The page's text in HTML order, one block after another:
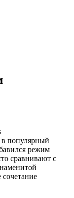
в популярный
режим
сравнивают с